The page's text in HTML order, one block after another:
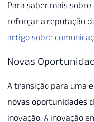
Para saber mais sobre
reforçar a reputação
artigo sobre
Novas
A transição para uma
novas oportunidades
inovação. A inovação